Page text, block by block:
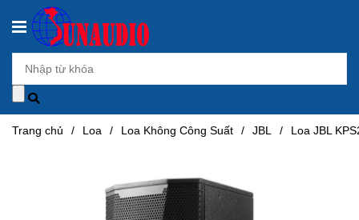
Trang chủ / Loa / Loa Không Công Suất / JBL / Loa JBL